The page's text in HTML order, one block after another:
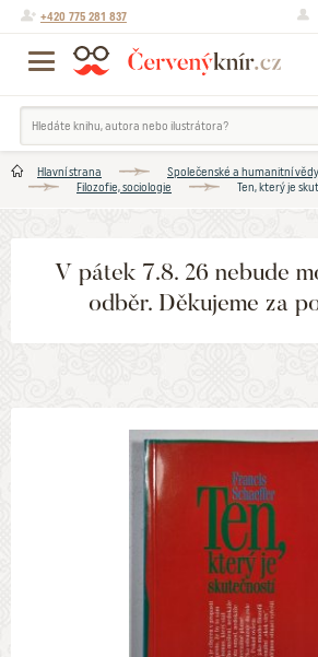
+420 775 281 837
Hlavní strana
Společenské a humanitní vědy
Filozofie, sociologie
Ten, který je
V pátek 7.8. 26 nebude
odběr. Děkujeme za